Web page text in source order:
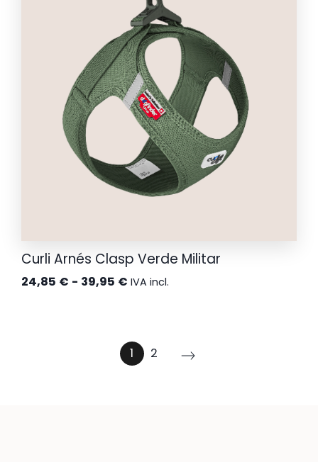
24,85 €
hasta
39,95 €
Curli Arnés Clasp Verde Militar
24,85 € - 39,95 € Rango
desde
24,85 €
IVA incl.
1 2